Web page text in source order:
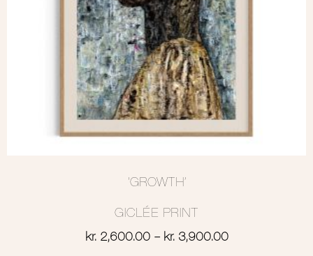
‘GROWTH’
GICLÉE PRINT
kr.2,600.00 – kr.3,900.00